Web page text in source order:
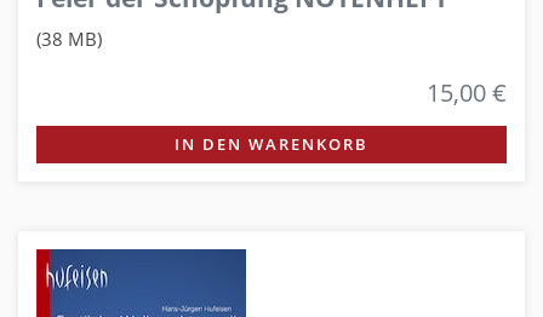
(38 MB)
15,00 €
IN DEN WARENKORB